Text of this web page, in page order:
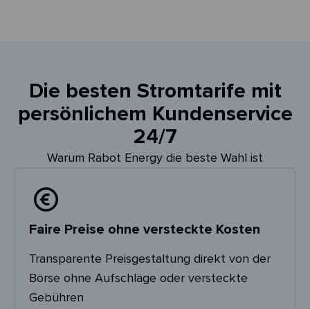
Die besten Stromtarife mit
persönlichem Kundenservice
24/7
Warum Rabot Energy die beste Wahl ist
Faire Preise ohne versteckte Kosten
Transparente Preisgestaltung direkt von der
Börse ohne Aufschläge oder versteckte
Gebühren